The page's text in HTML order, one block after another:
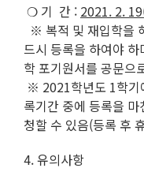
❍ 기 간 : 2021. 2.
※ 복적 및 재입학을
드시 등록을 하여야
학 포기원서를 공문으
※ 2021학년도 1학기
록기간 중에 등록을
청할 수 있음(등록 후
4. 유의사항